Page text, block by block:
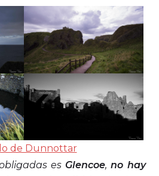
de Dunnottar
es Glencoe,no hay